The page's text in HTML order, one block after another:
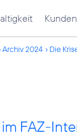
Kunden
Archiv 2024 Die
FAZ-